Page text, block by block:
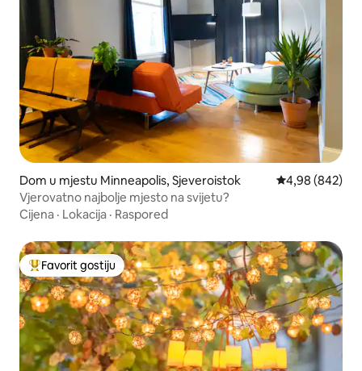
Dom u mjestu Minneapolis, Sjeveroistok Prosječna
4,98 (842)
Vjerovatno najbolje mjesto na svijetu?
Cijena · Lokacija · Raspored
Glavni favorit gostiju
Favorit gostiju